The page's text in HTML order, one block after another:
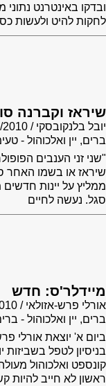
ובדקו באינטרנט
לחקות להיט ולעשות
שיראז וקברנה
יובל בלנקובסקי
2010
ברים, יין ואלכוהול -
"שני זני הענבים
שיראז או בשמו האחר
ממליץ על יינות חדשים
סגל. נעשה לחיים
מיידלר'ס: חדש
אורלי פרש-אזולאי
ברים, יין ואלכוהול -
ביום א' יוצאת אורלי
קונספט ואלכוהול
ראשון לא חייב להיות